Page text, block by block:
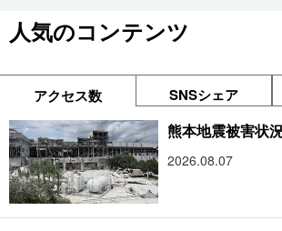
人気のコンテンツ
アクセス数 SNSシェア
熊本地震被害状
2026.08.07